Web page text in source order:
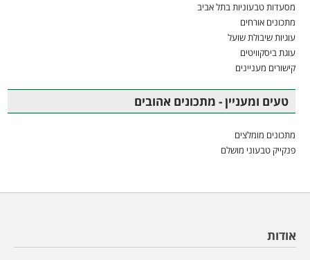
מסעדות טבעוניות בתל אביב
מתכונים אורחים
עוגיות שיבולת שועל
עוגת ביסקוויטים
קישורים מעניינים
טעים ומעניין - מתכונים אהובים
מתכונים מומלצים
פנקייק טבעוני מושלם
אודות